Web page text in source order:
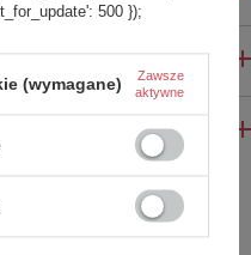
500 });
(wymagane)
Zawsze
aktywne